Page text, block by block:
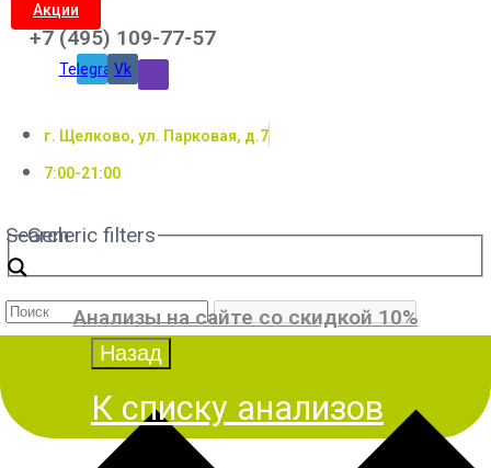
Акции
+7 (495) 109-77-57
TelegramVk
г. Щелково, ул. Парковая, д.7
7:00-21:00
Search
Generic filters
Анализы на сайте со скидкой 10%
К списку анализов